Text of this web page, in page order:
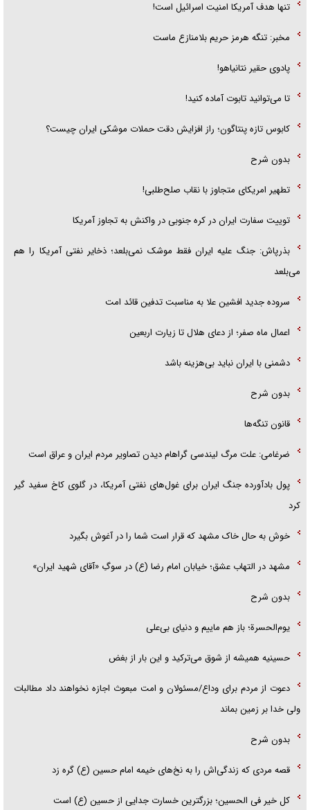
تنها هدف آمریکا امنیت اسرائیل است!
مخبر: تنگه هرمز حریم بلامنازع ماست
پادوی حقیر نتانیاهو!
تا می‌توانید تابوت آماده کنید!
کابوس تازه پنتاگون؛ راز افزایش دقت حملات موشکی ایران چیست؟
بدون شرح
تطهیر امریکای متجاوز با نقاب صلح‌طلبی!
توییت سفارت ایران در کره جنوبی در واکنش به تجاوز آمریکا
بذرپاش: ‏جنگ علیه ایران فقط موشک نمی‌بلعد؛ ذخایر نفتی آمریکا را هم
می‌بلعد
سروده جدید افشین علا به مناسبت تدفین قائد امت
اعمال ماه صفر؛ از دعای هلال تا زیارت اربعین
دشمنی با ایران نباید بی‌هزینه باشد
بدون شرح
قانون تنگه‌ها
ضرغامی: علت مرگ لیندسی گراهام دیدن تصاویر مردم ایران و عراق است
پول بادآورده جنگ ایران برای غول‌های نفتی آمریکا، در گلوی کاخ سفید گیر
کرد
خوش به حال خاک مشهد که قرار است شما را در آغوش بگیرد
مشهد در التهاب عشق؛ خیابان امام رضا (ع) در سوگِ «آقای شهید ایران»
بدون شرح
یوم‌الحسرة؛ باز هم ماییم و دنیای بی‌علی
حسینیه همیشه از شوق می‌ترکید و این بار از بغض
دعوت از مردم برای وداع/مسئولان و امت مبعوث اجازه نخواهند داد مطالبات
ولی خدا بر زمین بماند
بدون شرح
قصه مردی که زندگی‌اش را به نخ‌های خیمه امام حسین (ع) گره زد
کل خیر فی الحسین؛ بزرگترین خسارت جدایی از حسین (ع) است